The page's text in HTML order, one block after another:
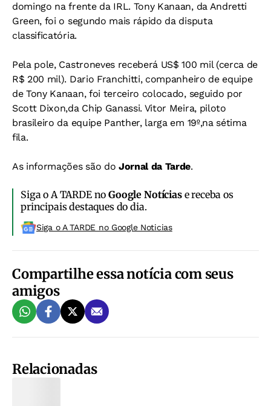
domingo na frente da IRL. Tony Kanaan, da Andretti
Green, foi o segundo mais rápido da disputa
classificatória.
Pela pole, Castroneves receberá US$ 100 mil (cerca de
R$ 200 mil). Dario Franchitti, companheiro de equipe
de Tony Kanaan, foi terceiro colocado, seguido por
Scott Dixon,da Chip Ganassi. Vitor Meira, piloto
brasileiro da equipe Panther, larga em 19º,na sétima
fila.
As informações são do Jornal da Tarde.
Siga o A TARDE noGoogle Notíciase receba os
principais destaques do dia.
Siga o A TARDE no Google Noticias
Compartilhe essa notícia com seus
amigos
Relacionadas